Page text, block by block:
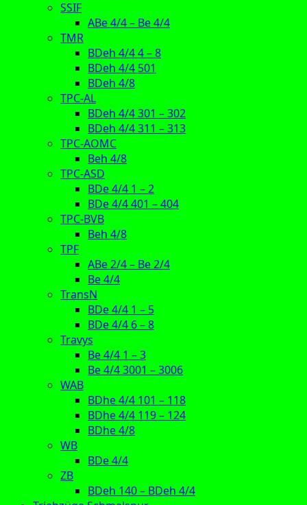
SSIF
ABe 4/4 – Be 4/4
TMR
BDeh 4/4 4 – 8
BDeh 4/4 501
BDeh 4/8
TPC-AL
BDeh 4/4 301 – 302
BDeh 4/4 311 – 313
TPC-AOMC
Beh 4/8
TPC-ASD
BDe 4/4 1 – 2
BDe 4/4 401 – 404
TPC-BVB
Beh 4/8
TPF
ABe 2/4 – Be 2/4
Be 4/4
TransN
BDe 4/4 1 – 5
BDe 4/4 6 – 8
Travys
Be 4/4 1 – 3
Be 4/4 3001 – 3006
WAB
BDhe 4/4 101 – 118
BDhe 4/4 119 – 124
BDhe 4/8
WB
BDe 4/4
ZB
BDeh 140 – BDeh 4/4